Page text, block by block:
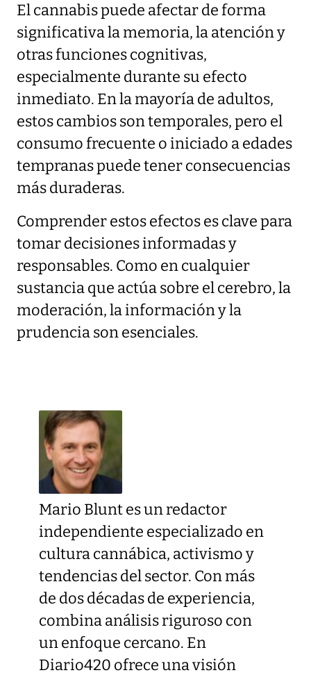
El cannabis puede afectar de forma
significativa la memoria, la atención y
otras funciones cognitivas,
especialmente durante su efecto
inmediato. En la mayoría de adultos,
estos cambios son temporales, pero el
consumo frecuente o iniciado a edades
tempranas puede tener consecuencias
más duraderas.
Comprender estos efectos es clave para
tomar decisiones informadas y
responsables. Como en cualquier
sustancia que actúa sobre el cerebro, la
moderación, la información y la
prudencia son esenciales.
Mario Blunt es un redactor
independiente especializado en
cultura cannábica, activismo y
tendencias del sector. Con más
de dos décadas de experiencia,
combina análisis riguroso con
un enfoque cercano. En
Diario420 ofrece una visión